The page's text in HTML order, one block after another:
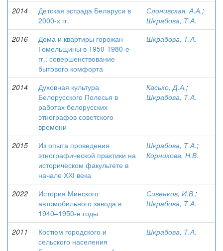
2014
Детская эстрада Беларуси в
2000-х гг.
Слонивская, А.А.;
Шкрабова, Т.А.
2016
Дома и квартиры горожан
Гомельщины в 1950-1980-е
гг.: совершенствование
бытового комфорта
Шкрабова, Т.А.
2014
Духовная культура
Белорусского Полесья в
работах белорусских
этнографов советского
времени
Касько, Д.А.;
Шкрабова, Т.А.
2015
Из опыта проведения
этнографической практики на
историческом факультете в
начале ХХІ века
Шкрабова, Т.А.;
Корникова, Н.В.
2022
История Минского
автомобильного завода в
1940–1950-е годы
Сивенков, И.В.;
Шкрабова, Т.А.
2011
Костюм городского и
сельского населения
Шкрабова, Т.А.